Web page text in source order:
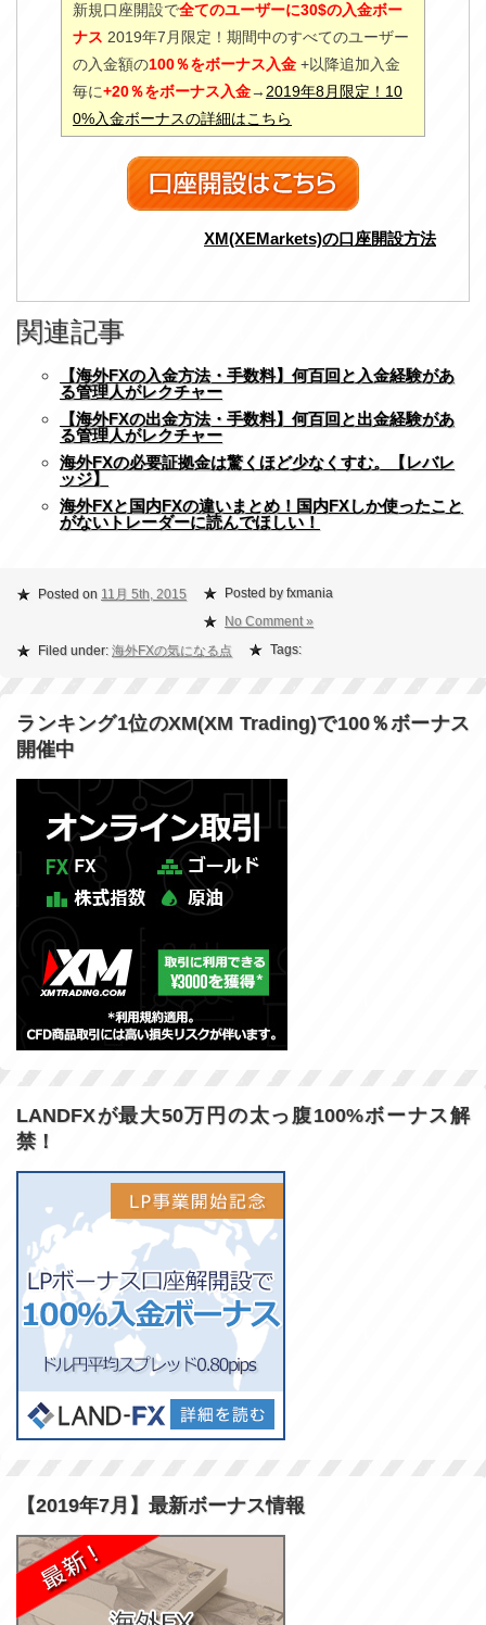
新規口座開設で全てのユーザーに30$の入金ボー
ナス 2019年7月限定！期間中のすべてのユーザー
の入金額の100％をボーナス入金 +以降追加入金
毎に+20％をボーナス入金→ 2019年8月限定！10
0%入金ボーナスの詳細はこちら
XM(XEMarkets)の口座開設方法
関連記事
【海外FXの入金方法・手数料】何百回と入金経験があ
る管理人がレクチャー
【海外FXの出金方法・手数料】何百回と出金経験があ
る管理人がレクチャー
海外FXの必要証拠金は驚くほど少なくすむ。【レバレ
ッジ】
海外FXと国内FXの違いまとめ！国内FXしか使ったこと
がないトレーダーに読んでほしい！
Posted on 11月 5th, 2015
Posted by fxmania
No Comment »
Filed under: 海外FXの気になる点 Tags:
ランキング1位のXM(XM Trading)で100％ボーナス
開催中
LANDFXが最大50万円の太っ腹100%ボーナス解
禁！
【2019年7月】最新ボーナス情報